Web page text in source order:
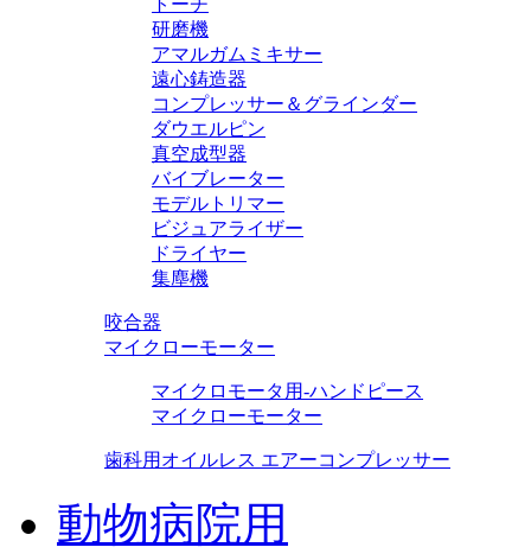
トーチ
研磨機
アマルガムミキサー
遠心鋳造器
コンプレッサー＆グラインダー
ダウエルピン
真空成型器
バイブレーター
モデルトリマー
ビジュアライザー
ドライヤー
集塵機
咬合器
マイクローモーター
マイクロモータ用-ハンドピース
マイクローモーター
歯科用オイルレス エアーコンプレッサー
動物病院用